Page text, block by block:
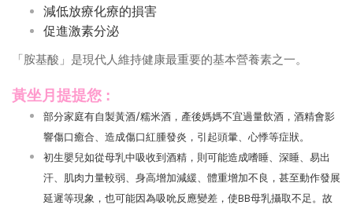
減低放療化療的損害
促進激素分泌
「胺基酸」是現代人維持健康最重要的基本營養素之一。
黃坐月提提您 :
部分家庭有自製黃酒/糯米酒，產後媽媽不宜過量飲酒，酒精會影
響傷口癒合、造成傷口紅腫發炎，引起頭暈、心悸等症狀。
初生嬰兒如從母乳中吸收到酒精，則可能造成嗜睡、深睡、易出
汗、肌肉力量較弱、身高增加減緩、體重增加不良，甚至動作發展
延遲等現象，也可能因為吸吮反應變差，使BB母乳攝取不足。故